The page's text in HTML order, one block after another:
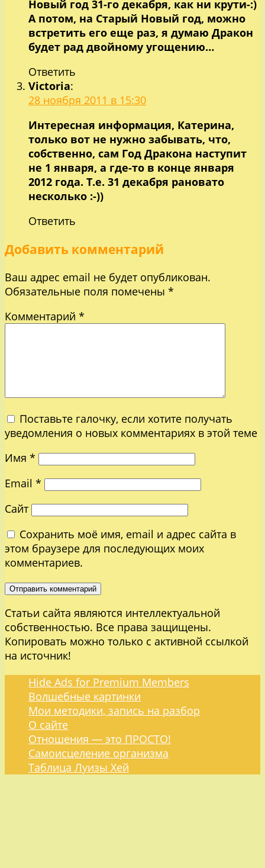
Новый год 31-го декабря, как ни крути-:)
А потом, на Старый Новый год, можно
встретить его еще раз, я думаю Дракон
будет рад двойному угощению…
Ответить
Victoria:
28 ноября 2011 в 15:30
Интересная информация, Катерина,
только вот не нужно забывать, что,
собственно, сам Год Дракона наступит
не 1 января, а где-то в конце января
2012 года. Т.е. 31 декабря рановато
несколько :-))
Ответить
Добавить комментарий
Ваш адрес email не будет опубликован.
Обязательные поля помечены *
Комментарий *
Поставьте галочку, если хотите получать
уведомления о новых комментариях в этой теме
Имя *
Email *
Сайт
Сохранить моё имя, email и адрес сайта в
этом браузере для последующих моих
комментариев.
Статьи сайта являются интеллектуальной
собственностью. Все права защищены.
Копировать можно только с активной ссылкой
на источник!
Hide Ads for Premium Members
Волшебные картинки
Мои методики, запись на разбор
О сайте
Отношения — это ПРОСТО!
Самоисцеление организма
Таблица Луизы Хей